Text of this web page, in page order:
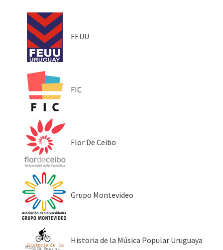
FEUU
FIC
Flor De Ceibo
Grupo Montevideo
Historia de la Música Popular Uruguaya